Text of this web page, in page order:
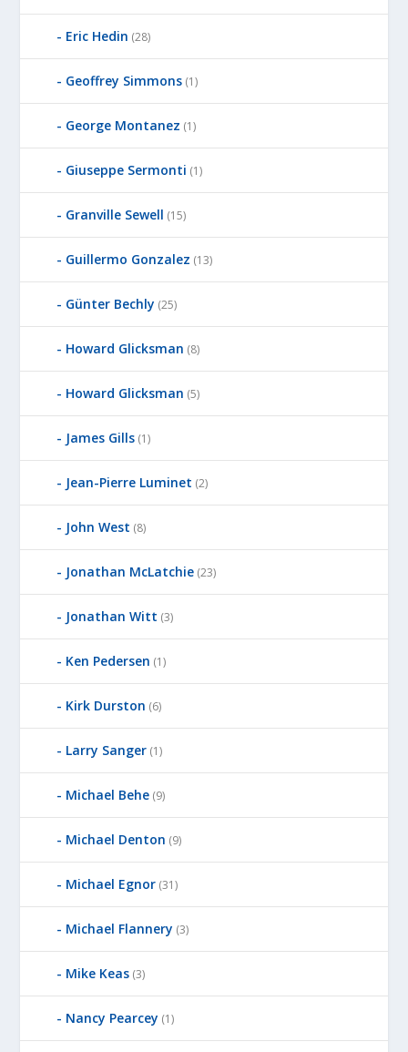
Eric Hedin (28)
Geoffrey Simmons (1)
George Montanez (1)
Giuseppe Sermonti (1)
Granville Sewell (15)
Guillermo Gonzalez (13)
Günter Bechly (25)
Howard Glicksman (8)
Howard Glicksman (5)
James Gills (1)
Jean-Pierre Luminet (2)
John West (8)
Jonathan McLatchie (23)
Jonathan Witt (3)
Ken Pedersen (1)
Kirk Durston (6)
Larry Sanger (1)
Michael Behe (9)
Michael Denton (9)
Michael Egnor (31)
Michael Flannery (3)
Mike Keas (3)
Nancy Pearcey (1)